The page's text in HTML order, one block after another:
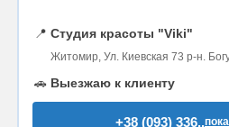
📍 Студия красоты "Viki"
Житомир, Ул. Киевская 73 р-н.
🚗 Выезжаю к клиенту
+38 (093) 336..